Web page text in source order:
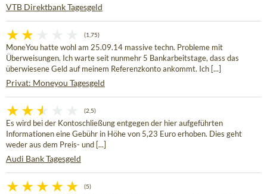
VTB Direktbank Tagesgeld
(1,75)
MoneYou hatte wohl am 25.09.14 massive techn. Probleme mit
Überweisungen. Ich warte seit nunmehr 5 Bankarbeitstage, dass das
überwiesene Geld auf meinem Referenzkonto ankommt. Ich [...]
Privat: Moneyou Tagesgeld
(2,5)
Es wird bei der Kontoschließung entgegen der hier aufgeführten
Informationen eine Gebühr in Höhe von 5,23 Euro erhoben. Dies geht
weder aus dem Preis- und [...]
Audi Bank Tagesgeld
(5)